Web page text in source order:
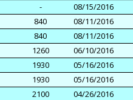
-
08/15/2016
840
08/11/2016
840
08/11/2016
1260
06/10/2016
1930
05/16/2016
1930
05/16/2016
2100
04/26/2016